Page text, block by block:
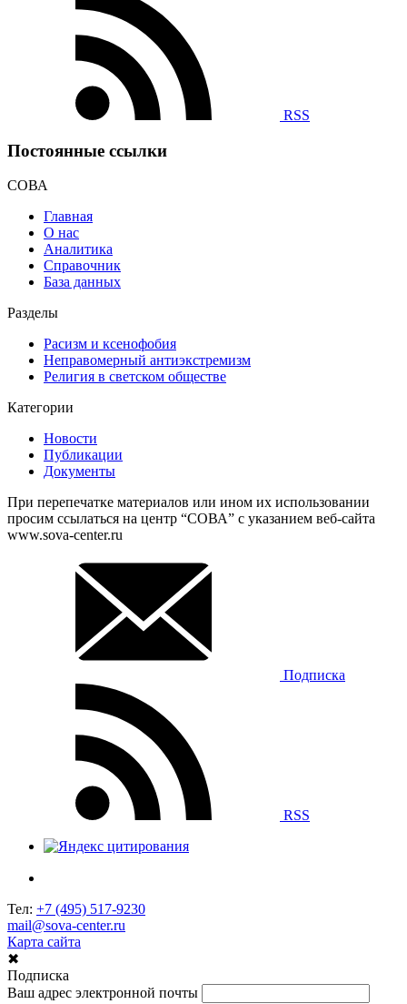
RSS
Постоянные ссылки
СОВА
Главная
О нас
Аналитика
Справочник
База данных
Разделы
Расизм и ксенофобия
Неправомерный антиэкстремизм
Религия в светском обществе
Категории
Новости
Публикации
Документы
При перепечатке материалов или ином их использовании
просим ссылаться на центр “СОВА” с указанием веб-сайта
www.sova-center.ru
Подписка
RSS
Тел: +7 (495) 517-9230
mail@sova-center.ru
Карта сайта
✖
Подписка
Ваш адрес электронной почты